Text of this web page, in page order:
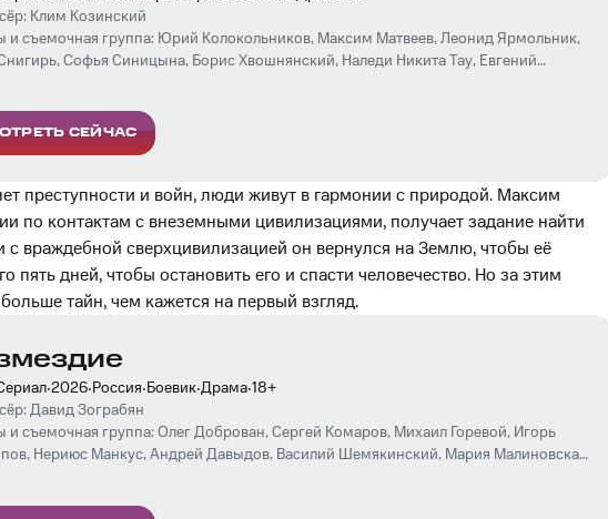
Клим Козинский
и съемочная группа: Юрий Колокольников, Максим Матвеев,Леонид Ярмольник,
,Софья Синицына, Борис Хвошнянский, Наледи Никита Тау, Евгений
СЕЙЧАС
преступности и войн, люди живут в гармонии с природой. Максим
по контактам с внеземными цивилизациями, получает задание найти
с враждебной сверхцивилизацией он вернулся на Землю, чтобы её
пять дней, чтобы остановить его и спасти человечество. Но за этим
тайн, чем кажется на первый взгляд.
·2026·Россия·Боевик·Драма·18+
Давид Зограбян
и съемочная группа:Олег Доброван,Сергей Комаров, Михаил Горевой, Игорь
, Нериюс Манкус,Андрей Давыдов, Василий Шемякинский, Мария Малиновская,